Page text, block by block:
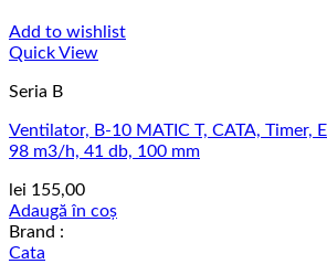
Add to wishlist
Quick View
Seria B
Ventilator, B-10 MATIC T, CATA, Timer,
98 m3/h, 41 db, 100 mm
lei 155,00
Adaugă în coș
Brand :
Cata